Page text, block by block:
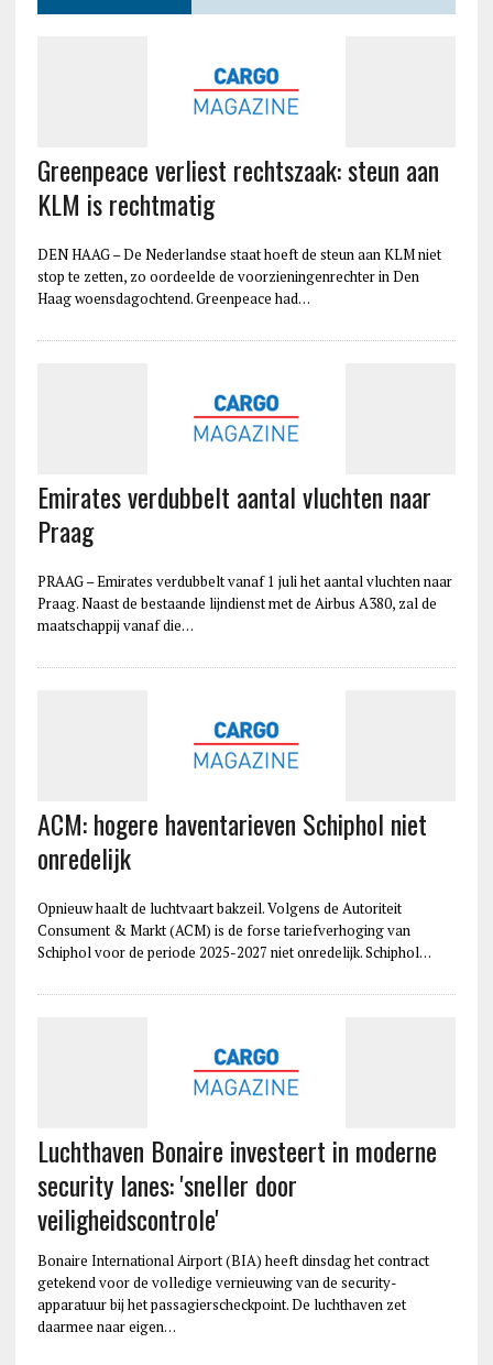
Greenpeace verliest rechtszaak: steun aan
KLM is rechtmatig
DEN HAAG – De Nederlandse staat hoeft de steun aan KLM niet
stop te zetten, zo oordeelde de voorzieningenrechter in Den
Haag woensdagochtend. Greenpeace had…
Emirates verdubbelt aantal vluchten naar
Praag
PRAAG – Emirates verdubbelt vanaf 1 juli het aantal vluchten naar
Praag. Naast de bestaande lijndienst met de Airbus A380, zal de
maatschappij vanaf die…
ACM: hogere haventarieven Schiphol niet
onredelijk
Opnieuw haalt de luchtvaart bakzeil. Volgens de Autoriteit
Consument & Markt (ACM) is de forse tariefverhoging van
Schiphol voor de periode 2025-2027 niet onredelijk. Schiphol…
Luchthaven Bonaire investeert in moderne
security lanes: 'sneller door
veiligheidscontrole'
Bonaire International Airport (BIA) heeft dinsdag het contract
getekend voor de volledige vernieuwing van de security-
apparatuur bij het passagierscheckpoint. De luchthaven zet
daarmee naar eigen…